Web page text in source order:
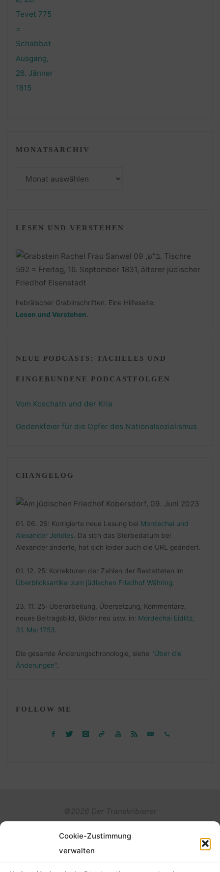
Cookie-Zustimmung
verwalten
MONATSARCHIV
LESEN UND VERSTEHEN
hebräischer Grabinschriften. Eine Hilfeseite:
Lesen und Verstehen
NEUE PODCASTS: TACHELES UND
EINGEBUNDENE PODCASTFOLGEN
Vom Koschatn und der Kria
Gedenkfeier für die Opfer des Nationalsozialismus
CHANGELOG
01. 06. 26: Korrigierte neue Lesung bei Mordechai und
Alexander Jeiteles. Da sich das Sterbedatum bei
Alexander änderte, hat sich leider auch die URL geändert.
01. 12. 25: Korrekturen der Zahlen der Bestatteten im
Überblicksartikel zum jüdischen Friedhof Währing.
23. 11. 25: Überarbeitung, Übersetzung, Kommentare,
neues Beitragsbild, Bilder neu usw. in: Mordechai Eidlitz,
31. Mai 1753.
Die gesamte Änderungschronologie, siehe "Über die
Änderungen".
FOLLOW ME
©2026 Der Transkribierer